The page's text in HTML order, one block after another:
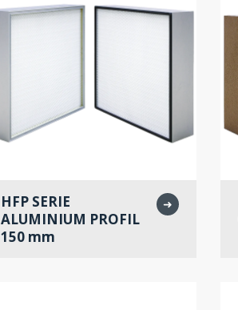
HFP SERIE
ALUMINIUM PROFIL
150 mm
➜